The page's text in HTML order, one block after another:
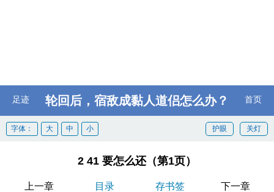
足迹 轮回后，宿敌成黏人道侣怎么办？ 首页
关灯
护眼
字体： 大 中 小
2 41 要怎么还（第1页）
上一章 目录 存书签 下一章